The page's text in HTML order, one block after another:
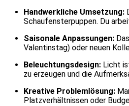
Handwerkliche Umsetzung:
Schaufensterpuppen. Du
Saisonale Anpassungen:
Valentinstag) oder neuen
Beleuchtungsdesign: Licht
zu erzeugen und die
Kreative Problemlösung:
Platzverhältnissen oder